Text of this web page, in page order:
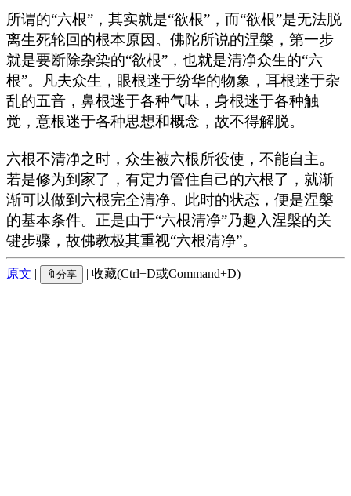
所谓的“六根”，其实就是“欲根”，而“欲根”是无法脱
离生死轮回的根本原因。佛陀所说的涅槃，第一步
就是要断除杂染的“欲根”，也就是清净众生的“六
根”。凡夫众生，眼根迷于纷华的物象，耳根迷于杂
乱的五音，鼻根迷于各种气味，身根迷于各种触
觉，意根迷于各种思想和概念，故不得解脱。
六根不清净之时，众生被六根所役使，不能自主。
若是修为到家了，有定力管住自己的六根了，就渐
渐可以做到六根完全清净。此时的状态，便是涅槃
的基本条件。正是由于“六根清净”乃趣入涅槃的关
键步骤，故佛教极其重视“六根清净”。
原文 | 🔖分享 | 收藏(Ctrl+D或Command+D)